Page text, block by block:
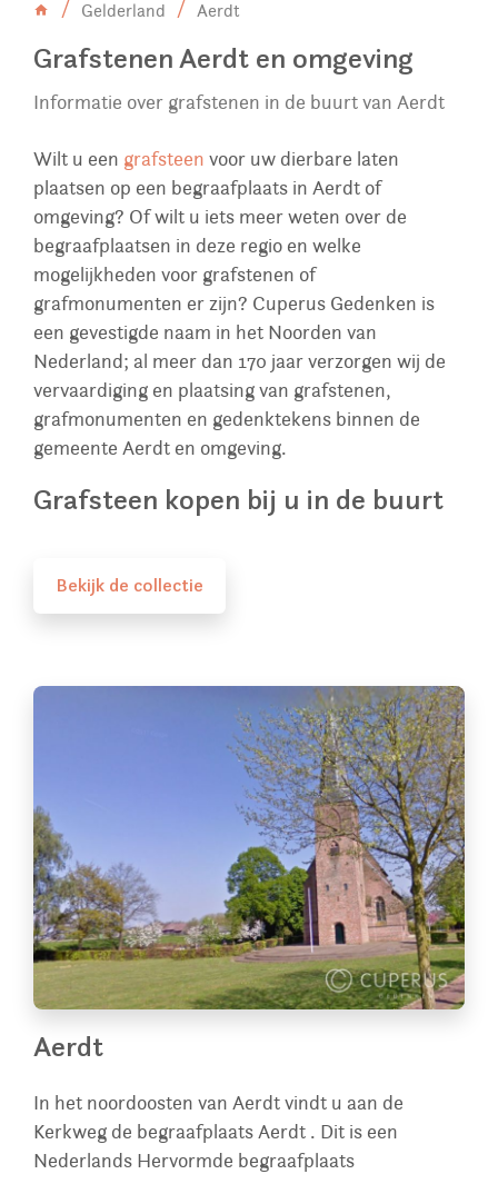
Gelderland Aerdt
Grafstenen Aerdt en omgeving
Informatie over grafstenen in de buurt van Aerdt
Wilt u een grafsteen voor uw dierbare laten
plaatsen op een begraafplaats in Aerdt of
omgeving? Of wilt u iets meer weten over de
begraafplaatsen in deze regio en welke
mogelijkheden voor grafstenen of
grafmonumenten er zijn? Cuperus Gedenken is
een gevestigde naam in het Noorden van
Nederland; al meer dan 170 jaar verzorgen wij de
vervaardiging en plaatsing van grafstenen,
grafmonumenten en gedenktekens binnen de
gemeente Aerdt en omgeving.
Grafsteen kopen bij u in de buurt
Bekijk de collectie
Aerdt
In het noordoosten van Aerdt vindt u aan de
Kerkweg de begraafplaats Aerdt . Dit is een
Nederlands Hervormde begraafplaats